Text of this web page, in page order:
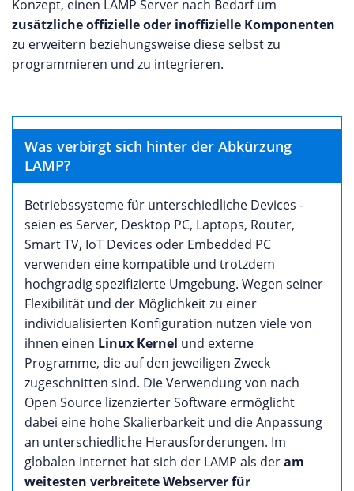
Konzept, einen LAMP Server nach Bedarf um
zusätzliche offizielle oder inoffizielle Komponenten
zu erweitern beziehungsweise diese selbst zu
programmieren und zu integrieren.
Was verbirgt sich hinter der Abkürzung
LAMP?
Betriebssysteme für unterschiedliche Devices -
seien es Server, Desktop PC, Laptops, Router,
Smart TV, IoT Devices oder Embedded PC
verwenden eine kompatible und trotzdem
hochgradig spezifizierte Umgebung. Wegen seiner
Flexibilität und der Möglichkeit zu einer
individualisierten Konfiguration nutzen viele von
ihnen einen Linux Kernel und externe
Programme, die auf den jeweiligen Zweck
zugeschnitten sind. Die Verwendung von nach
Open Source lizenzierter Software ermöglicht
dabei eine hohe Skalierbarkeit und die Anpassung
an unterschiedliche Herausforderungen. Im
globalen Internet hat sich der LAMP als deram
weitesten verbreitete Webserver für